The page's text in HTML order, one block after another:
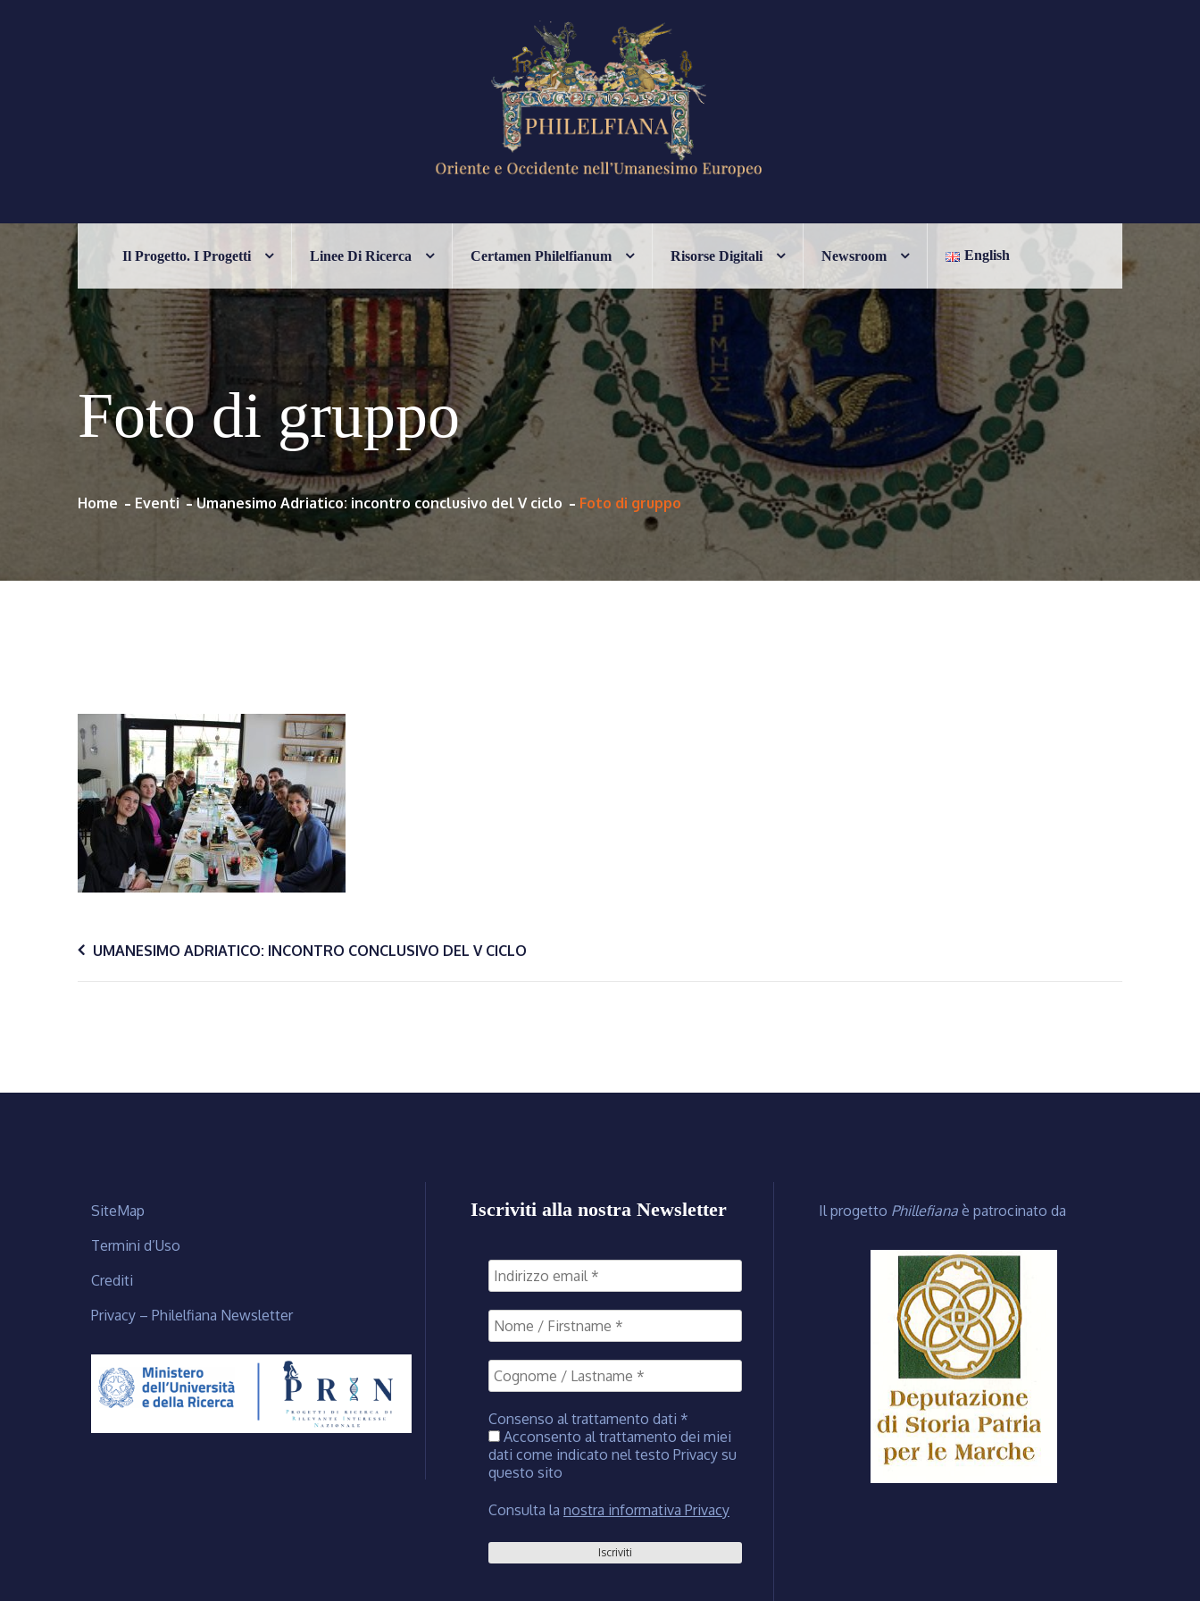
Il Progetto. I Progetti Linee Di Ricerca Certamen Philelfianum Risorse Digitali Newsroom English
Foto di gruppo
Home Eventi Umanesimo Adriatico: incontro conclusivo del V ciclo Foto di gruppo
Navigazione
UMANESIMO ADRIATICO: INCONTRO CONCLUSIVO DEL V CICLO
SiteMap
Termini d’Uso
Crediti
Privacy – Philelfiana Newsletter
Iscriviti alla nostra Newsletter
Consenso al trattamento dati *
Acconsento al trattamento dei miei
dati come indicato nel testo Privacy su
questo sito
Consulta la nostra informativa Privacy
Il progetto Phillefiana è patrocinato da